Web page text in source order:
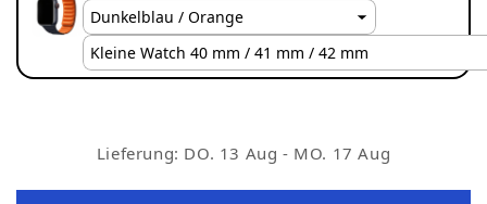
Apple Watch SE /
Series 7 / 6 / 5 / 4
40 mm / 44 mm
Lieferung: DO. 13 Aug - MO. 17 Aug